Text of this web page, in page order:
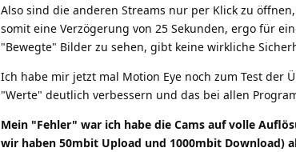
Also sind die anderen Streams nur per Klick zu
somit eine Verzögerung von 25 Sekunden, ergo für
"Bewegte" Bilder zu sehen, gibt keine wirkliche
Ich habe mir jetzt mal Motion Eye noch zum Test der
"Werte" deutlich verbessern und das bei allen
Mein "Fehler" war ich habe die Cams auf volle
wir haben 50mbit Upload und 1000mbit Download)